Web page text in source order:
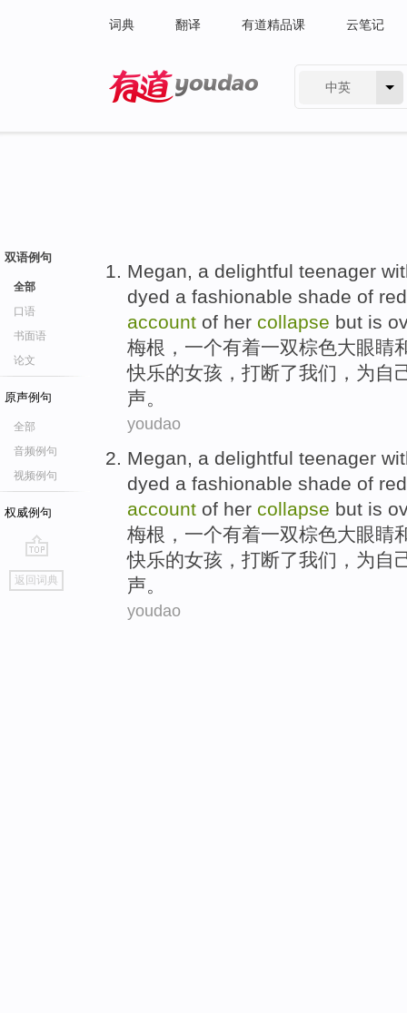
词典 翻译 有道精品课 云笔记
中英
双语例句
全部
口语
书面语
论文
原声例句
全部
音频例句
视频例句
权威例句
go
top
返回词典
Megan, a delightful teenager
dyed a fashionable shade of red
account of her collapse but is
梅根 ， 一个有着一双棕色大眼睛
快乐的女孩 ， 打断了我们， 为 自
声。
youdao
Megan, a delightful teenager
dyed a fashionable shade of red
account of her collapse but is
梅根 ， 一个有着一双棕色大眼睛
快乐的女孩 ， 打断了我们， 为 自
声。
youdao